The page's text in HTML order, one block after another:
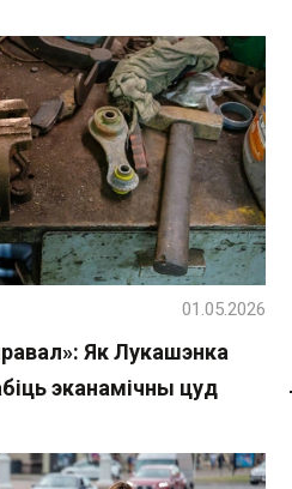
Як Лукашэнка
эканамічны цуд
01.05.2026